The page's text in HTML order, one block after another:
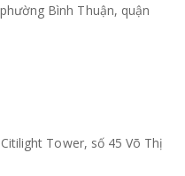
Bình Thuận, quận
Tower, số 45 Võ Thị